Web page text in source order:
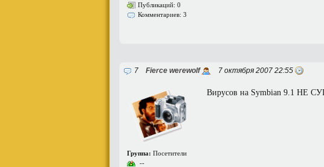
Публикаций: 0
Комментариев: 3
7 Fierce werewolf 7 октября 2007 22:55
Группа: Посетители
--
Вирусов на Symbian 9.1 НЕ